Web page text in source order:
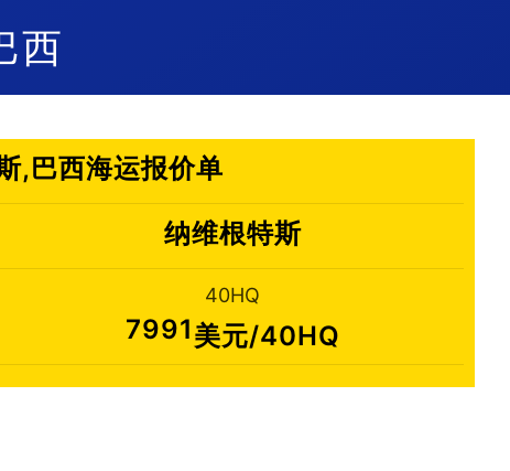
西
,巴西海运报价单
纳维根特斯
40HQ
7991美元/40HQ